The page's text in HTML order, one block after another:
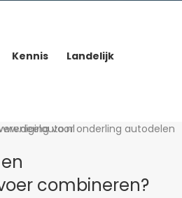
Kennis Landelijk
combineren?